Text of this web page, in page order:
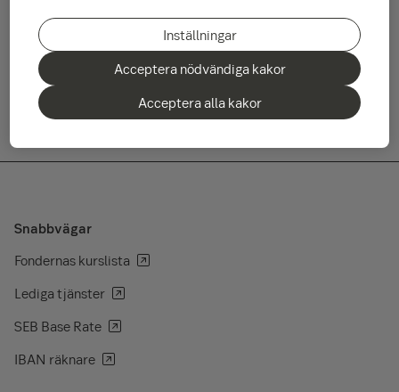
USA som stannade lite på plus medan kurserna i Europa, i
Finland och på tillväxtmarknaderna sjönk under nollsträcket.
Läs decembers månadsöversikt här
Snabbvägar
Fondernas kurslista
Lediga tjänster
SEB Base Rate
IBAN räknare
Inställningar
Acceptera nödvändiga kakor
Acceptera alla kakor